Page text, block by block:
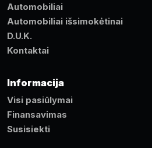
Automobiliai
Automobiliai išsimokėtinai
D.U.K.
Kontaktai
Informacija
Visi pasiūlymai
Finansavimas
Susisiekti